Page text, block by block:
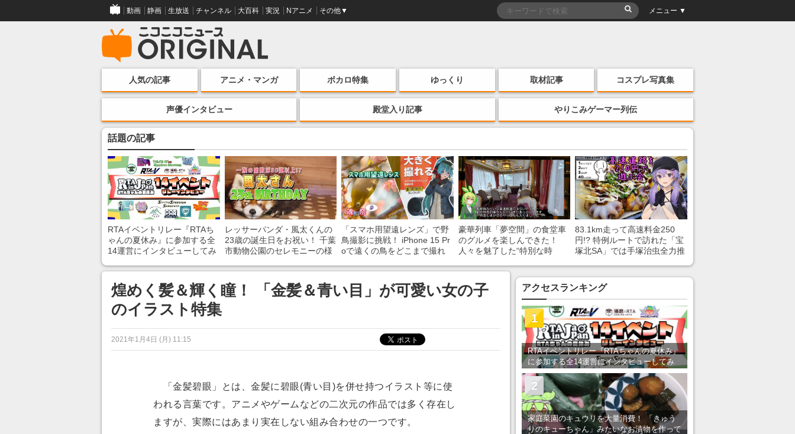
動画 静画 生放送 チャンネル 大百科 実況 Nアニメ その他▼ メニュー ▼
人気の記事 アニメ・マンガ ボカロ特集 ゆっくり 取材記事 コスプレ写真集
声優インタビュー 殿堂入り記事 やりこみゲーマー列伝
話題の記事
RTAイベントリレー『RTAち
ゃんの夏休み』に参加する全
14運営にインタビューしてみ
ンネルの貸し出しを利用し8/9
から1週間にわたって開催
レッサーパンダ・風太くんの
23歳の誕生日をお祝い！ 千葉
市動物公園のセレモニーの様
「スマホ用望遠レンズ」で野
鳥撮影に挑戦！ iPhone 15 Pr
oで遠くの鳥をどこまで撮れ
豪華列車「夢空間」の食堂車
のグルメを楽しんできた！
人々を魅了した“特別な時
あ」「行ってみたい」の声
83.1km走って高速料金250
円!? 特例ルートで訪れた「宝
塚北SA」では手塚治虫全力推
煌めく髪＆輝く瞳！ 「金髪＆青い目」が可愛い女の子
のイラスト特集
2021年1月4日 (月) 11:15
「金髪碧眼」とは、金髪に碧眼(青い目)を併せ持つイラスト等に使
われる言葉です。アニメやゲームなどの二次元の作品では多く存在し
ますが、実際にはあまり実在しない組み合わせの一つです。
アクセスランキング
RTAイベントリレー『RTAちゃんの夏休み』
に参加する全14運営にインタビューしてみ
た！ 「RTA in Japan」のチャンネルの貸し
出しを利用し8/9から1週間にわたって開催
1
家庭菜園のキュウリを大量消費！ 「きゅう
りのキューちゃん」みたいなお漬物を作って
2